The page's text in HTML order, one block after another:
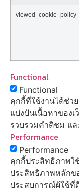
viewed_cookie_policy
Functional
Functional
คุกกี้ที่ใช้งานได้ช่ว
แบ่งปันเนื้อหาของ
รวบรวมคำติชม แ
Performance
Performance
คุกกี้ประสิทธิภาพใ
ประสิทธิภาพหลักข
ประสบการณ์ผู้ใช้ที่